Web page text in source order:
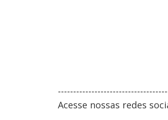
Acesse nossas redes